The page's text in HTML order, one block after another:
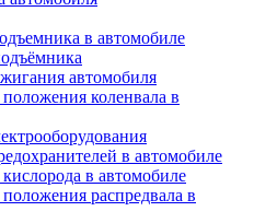
в автомобиле
автомобиля
коленвала в
в автомобиле
в автомобиле
распредвала в